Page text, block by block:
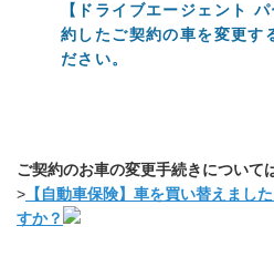
【ドライブエージェント
約したご契約の車を変更す
ださい。
ご契約のお車の変更手続きについて
> 【自動車保険】車を買い替えまし
すか？